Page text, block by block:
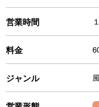
営業時間
料金
ジャンル